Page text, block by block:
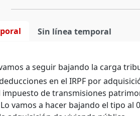
Sin línea temporal
a seguir bajando la carga
en el IRPF por
impuesto de transmisiones
vamos a hacer bajando el tipo